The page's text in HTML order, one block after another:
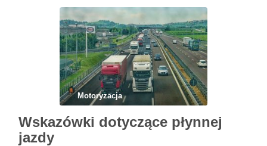
informacje: 1. Sprawdzanie poziomu oleju Pierwsza …
Motoryzacja
Wskazówki dotyczące płynnej
jazdy